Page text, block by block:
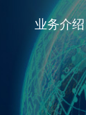
业务介绍